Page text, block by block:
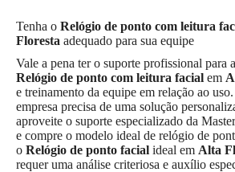
Tenha o Relógio de ponto com leitura
Floresta adequado para sua equipe
Vale a pena ter o suporte profissional para
Relógio de ponto com leitura facial em
e treinamento da equipe em relação ao uso.
empresa precisa de uma solução
aproveite o suporte especializado da
e compre o modelo ideal de relógio de
o Relógio de ponto facial ideal em Alta
requer uma análise criteriosa e auxílio